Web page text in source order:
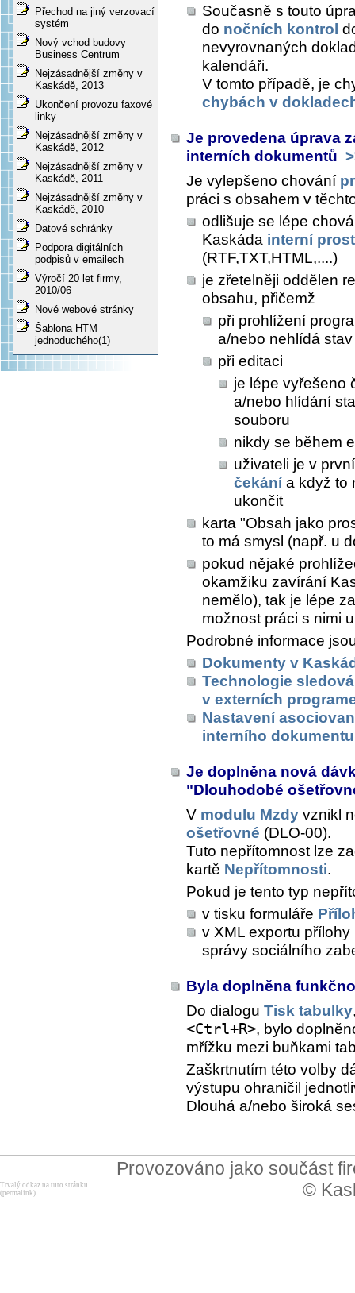
Přechod na jiný verzovací
systém
Nový vchod budovy
Business Centrum
Nejzásadnější změny v
Kaskádě, 2013
Ukončení provozu faxové
linky
Nejzásadnější změny v
Kaskádě, 2012
Nejzásadnější změny v
Kaskádě, 2011
Nejzásadnější změny v
Kaskádě, 2010
Datové schránky
Podpora digitálních
podpisů v emailech
Výročí 20 let firmy,
2010/06
Nové webové stránky
Šablona HTM
jednoduchého(1)
Současně s touto
do nočních kontrol
nevyrovnaných
kalendáři.
V tomto případě, je
chybách v
Je provedena úprava
interních dokumentů
Je vylepšeno chování
práci s obsahem v
odlišuje se lépe
Kaskáda interní
(RTF,TXT,HTML,....)
je zřetelněji oddělen
obsahu, přičemž
při prohlížení
a/nebo nehlídá
při editaci
je lépe vyřešeno
a/nebo hlídání
souboru
nikdy se během
uživateli je v
čekánía když to
ukončit
karta "Obsah jako
to má smysl (např. u
pokud nějaké
okamžiku zavírání
nemělo), tak je lépe
možnost práci s nimi
Podrobné informace
Dokumenty v
Technologie
v externích
Nastavení
interního dokumentu
Je doplněna nová
"Dlouhodobé
V modulu Mzdy vznikl
ošetřovné (DLO-00).
Tuto nepřítomnost lze
kartě Nepřítomnosti.
Pokud je tento typ
v tisku formuláře
v XML exportu
správy sociálního
Byla doplněna
Do dialogu Tisk tabulky
<Ctrl+R>, bylo
mřížku mezi buňkami
Zaškrtnutím této volby
výstupu ohraničil
Dlouhá a/nebo široká
Provozováno jako součást
©
Trvalý odkaz na tuto stránku
(permalink)